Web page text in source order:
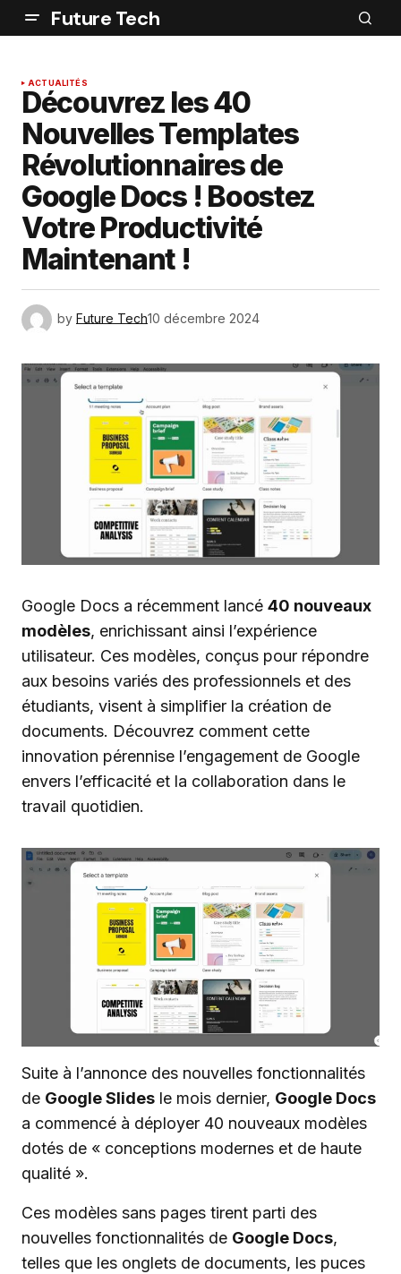
Future Tech
ACTUALITÉS
Découvrez les 40
Nouvelles Templates
Révolutionnaires de
Google Docs ! Boostez
Votre Productivité
Maintenant !
by Future Tech10 décembre 2024
Google Docs a récemment lancé 40 nouveaux
modèles, enrichissant ainsi l’expérience
utilisateur. Ces modèles, conçus pour répondre
aux besoins variés des professionnels et des
étudiants, visent à simplifier la création de
documents. Découvrez comment cette
innovation pérennise l’engagement de Google
envers l’efficacité et la collaboration dans le
travail quotidien.
Suite à l’annonce des nouvelles fonctionnalités
de Google Slides le mois dernier, Google Docs
a commencé à déployer 40 nouveaux modèles
dotés de « conceptions modernes et de haute
qualité ».
Ces modèles sans pages tirent parti des
nouvelles fonctionnalités de Google Docs,
telles que les onglets de documents, les puces